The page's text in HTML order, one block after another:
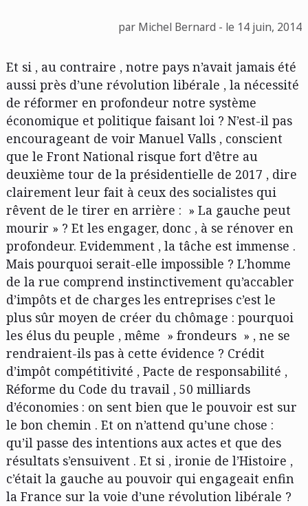
par Michel Bernard - le 14 juin, 2014
Et si , au contraire , notre pays n’avait jamais été
aussi près d’une révolution libérale , la nécessité
de réformer en profondeur notre système
économique et politique faisant loi ? N’est-il pas
encourageant de voir Manuel Valls , conscient
que le Front National risque fort d’être au
deuxième tour de la présidentielle de 2017 , dire
clairement leur fait à ceux des socialistes qui
rêvent de le tirer en arrière : » La gauche peut
mourir » ? Et les engager, donc , à se rénover en
profondeur. Evidemment , la tâche est immense .
Mais pourquoi serait-elle impossible ? L’homme
de la rue comprend instinctivement qu’accabler
d’impôts et de charges les entreprises c’est le
plus sûr moyen de créer du chômage : pourquoi
les élus du peuple , même » frondeurs » , ne se
rendraient-ils pas à cette évidence ? Crédit
d’impôt compétitivité , Pacte de responsabilité ,
Réforme du Code du travail , 50 milliards
d’économies : on sent bien que le pouvoir est sur
le bon chemin . Et on n’attend qu’une chose :
qu’il passe des intentions aux actes et que des
résultats s’ensuivent . Et si , ironie de l’Histoire ,
c’était la gauche au pouvoir qui engageait enfin
la France sur la voie d’une révolution libérale ?